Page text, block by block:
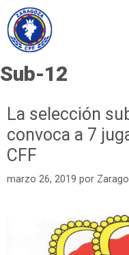
Sub-12
La selección
convoca a 7
CFF
marzo 26, 2019 por